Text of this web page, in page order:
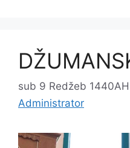
sub 9 Redžeb
Administrator